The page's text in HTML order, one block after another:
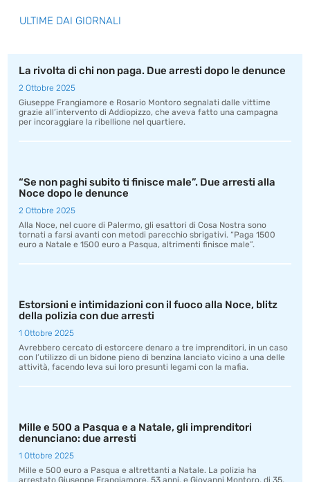
ULTIME DAI GIORNALI
La rivolta di chi non paga. Due arresti dopo le denunce
2 Ottobre 2025
Giuseppe Frangiamore e Rosario Montoro segnalati dalle vittime
grazie all’intervento di Addiopizzo, che aveva fatto una campagna
per incoraggiare la ribellione nel quartiere.
“Se non paghi subito ti finisce male”. Due arresti alla
Noce dopo le denunce
2 Ottobre 2025
Alla Noce, nel cuore di Palermo, gli esattori di Cosa Nostra sono
tornati a farsi avanti con metodi parecchio sbrigativi. “Paga 1500
euro a Natale e 1500 euro a Pasqua, altrimenti finisce male”.
Estorsioni e intimidazioni con il fuoco alla Noce, blitz
della polizia con due arresti
1 Ottobre 2025
Avrebbero cercato di estorcere denaro a tre imprenditori, in un caso
con l’utilizzo di un bidone pieno di benzina lanciato vicino a una delle
attività, facendo leva sui loro presunti legami con la mafia.
Mille e 500 a Pasqua e a Natale, gli imprenditori
denunciano: due arresti
1 Ottobre 2025
Mille e 500 euro a Pasqua e altrettanti a Natale. La polizia ha
arrestato Giuseppe Frangiamore, 53 anni, e Giovanni Montoro, di 35.